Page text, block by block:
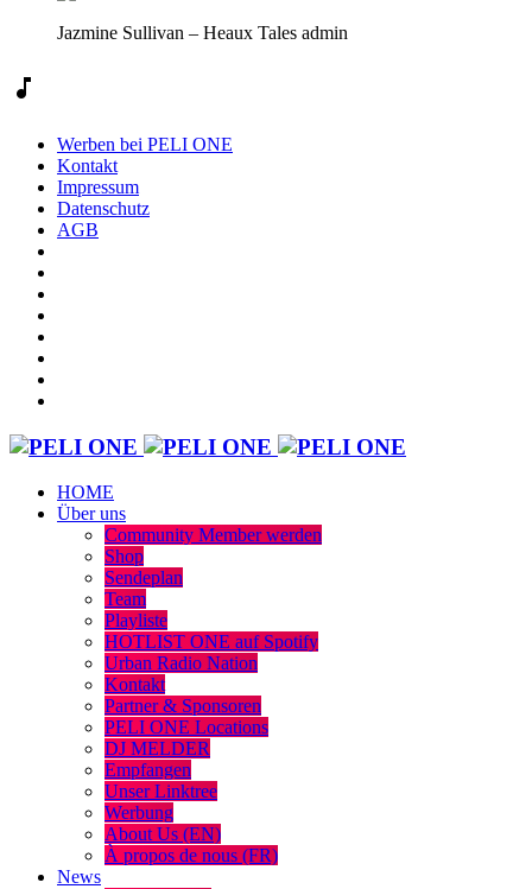
Jazmine Sullivan – Heaux Tales admin
music_note
Werben bei PELI ONE
Kontakt
Impressum
Datenschutz
AGB
HOME
Über uns
Community Member werden
Shop
Sendeplan
Team
Playliste
HOTLIST ONE auf Spotify
Urban Radio Nation
Kontakt
Partner & Sponsoren
PELI ONE Locations
DJ MELDER
Empfangen
Unser Linktree
Werbung
About Us (EN)
À propos de nous (FR)
News